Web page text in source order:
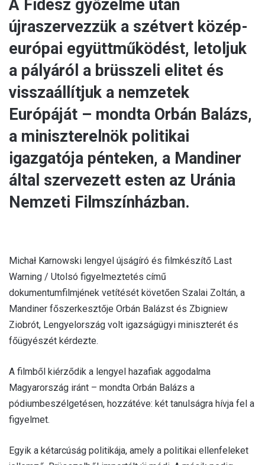
A Fidesz győzelme után
újraszervezzük a szétvert közép-
európai együttműködést, letoljuk
a pályáról a brüsszeli elitet és
visszaállítjuk a nemzetek
Európáját – mondta Orbán Balázs,
a miniszterelnök politikai
igazgatója pénteken, a Mandiner
által szervezett esten az Uránia
Nemzeti Filmszínházban.
Michał Karnowski lengyel újságíró és filmkészítő Last
Warning / Utolsó figyelmeztetés című
dokumentumfilmjének vetítését követően Szalai Zoltán, a
Mandiner főszerkesztője Orbán Balázst és Zbigniew
Ziobrót, Lengyelország volt igazságügyi miniszterét és
főügyészét kérdezte.
A filmből kiérződik a lengyel hazafiak aggodalma
Magyarország iránt – mondta Orbán Balázs a
pódiumbeszélgetésen, hozzátéve: két tanulságra hívja fel a
figyelmet.
Egyik a kétarcúság politikája, amely a politikai ellenfeleket